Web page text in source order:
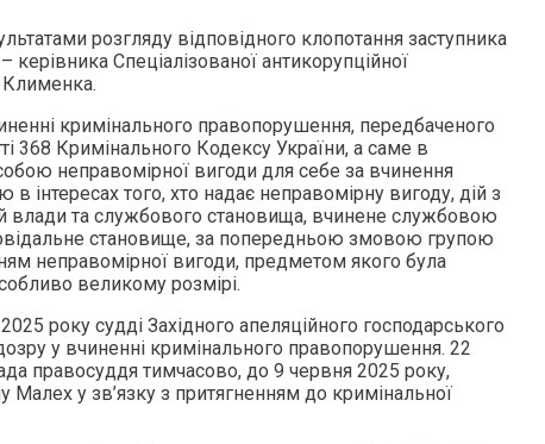
розгляду відповідного клопотання заступника
керівника Спеціалізованої антикорупційної
Клименка.
кримінального правопорушення, передбаченого
368 Кримінального Кодексу України, а саме в
неправомірної вигоди для себе за вчинення
інтересах того, хто надає неправомірну вигоду, дій з
влади та службового становища, вчинене службовою
становище, за попередньою змовою групою
неправомірної вигоди, предметом якого була
великому розмірі.
року судді Західного апеляційного господарського
у вчиненні кримінального правопорушення. 22
правосуддя тимчасово, до 9 червня 2025 року,
Малех у зв’язку з притягненням до кримінальної